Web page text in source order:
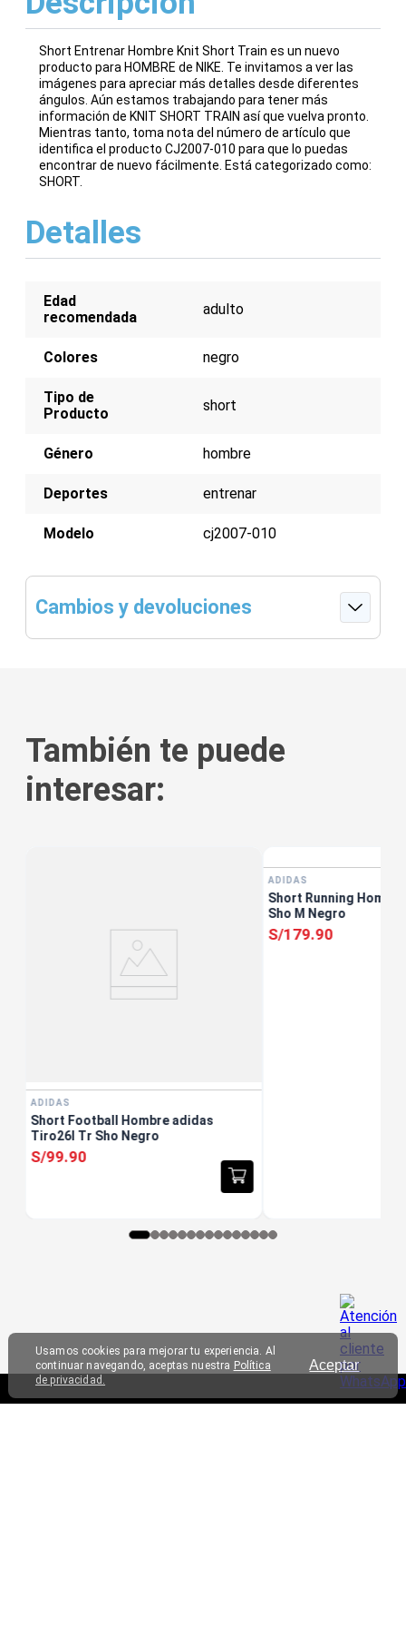
Aceptar
Usamos cookies para mejorar tu experiencia. Al
continuar navegando, aceptas nuestra Política
de privacidad.
Short Entrenar Hombre Knit Short Train es un nuevo
producto para HOMBRE de NIKE. Te invitamos a ver las
imágenes para apreciar más detalles desde diferentes
ángulos. Aún estamos trabajando para tener más
información de KNIT SHORT TRAIN así que vuelva pronto.
Mientras tanto, toma nota del número de artículo que
identifica el producto CJ2007-010 para que lo puedas
encontrar de nuevo fácilmente. Está categorizado como:
SHORT.
Detalles
Edad
recomendada
adulto
Colores negro
Tipo de
Producto
short
Género hombre
Deportes entrenar
Modelo cj2007-010
Cambios y devoluciones
También te puede
interesar:
ADIDAS
Short Football Hombre adidas
Tiro26l Tr Sho Negro
S/99.90
ADIDAS
Short Running
Sho M Negro
S/179.90